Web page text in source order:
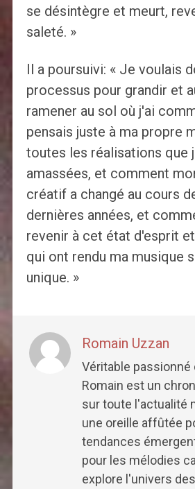
se désintègre et meurt,
saleté. »
Il a poursuivi: « Je voulais
processus pour grandir et
ramener au sol où j'ai
pensais juste à ma propre
toutes les réalisations que
amassées, et comment
créatif a changé au cours
dernières années, et
revenir à cet état d'esprit
qui ont rendu ma musique
unique. »
Romain Uzzan
Véritable passionné
Romain est un
sur toute l'actualité
une oreille affûtée
tendances
pour les mélodies
explore l'univers